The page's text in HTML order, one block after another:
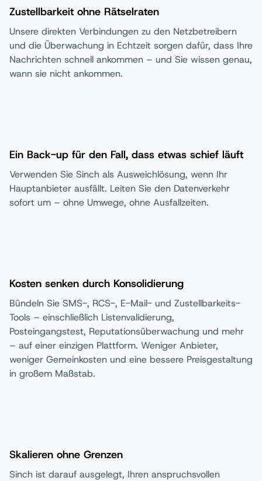
Zustellbarkeit ohne Rätselraten
Unsere direkten Verbindungen zu den Netzbetreibern
und die Überwachung in Echtzeit sorgen dafür, dass Ihre
Nachrichten schnell ankommen – und Sie wissen genau,
wann sie nicht ankommen.
Ein Back-up für den Fall, dass etwas schief läuft
Verwenden Sie Sinch als Ausweichlösung, wenn Ihr
Hauptanbieter ausfällt. Leiten Sie den Datenverkehr
sofort um – ohne Umwege, ohne Ausfallzeiten.
Kosten senken durch Konsolidierung
Bündeln Sie SMS-, RCS-, E-Mail- und Zustellbarkeits-
Tools – einschließlich Listenvalidierung,
Posteingangstest, Reputationsüberwachung und mehr
– auf einer einzigen Plattform. Weniger Anbieter,
weniger Gemeinkosten und eine bessere Preisgestaltung
in großem Maßstab.
Skalieren ohne Grenzen
Sinch ist darauf ausgelegt, Ihren anspruchsvollen